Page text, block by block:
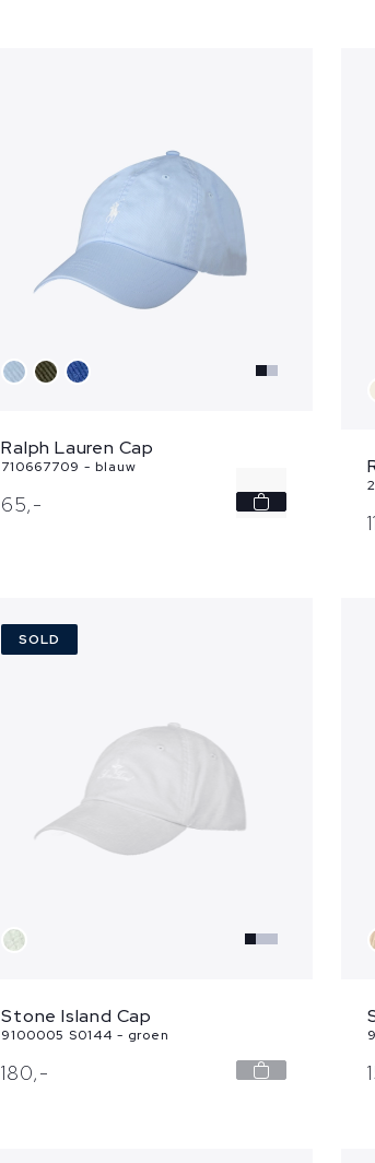
Ralph Lauren Cap
710667709 - blauw
65,- -
SOLD
Stone Island Cap
9100005 S0144 - groen
180,-